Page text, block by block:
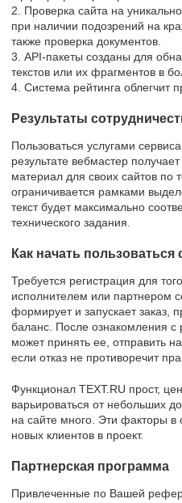
2. Проверка сайта на
при наличии подозрений на
также проверка документов.
3. API-пакеты созданы для
текстов или их фрагментов в
4. Система рейтинга облегчит
Результаты
Пользоваться услугами
результате вебмастер
материал для своих сайтов по
ограничивается рамками
текст будет максимально
технического задания.
Как начать пользоваться
Требуется регистрация для
исполнителем или партнером
формирует и запускает заказ,
баланс. После ознакомления
может принять ее, отправить
если отказ не противоречит
Функционал TEXT.RU прост,
варьироваться от небольших
на сайте много. Эти факторы в
новых клиентов в проект.
Партнерская программа
Привлеченные по Вашей